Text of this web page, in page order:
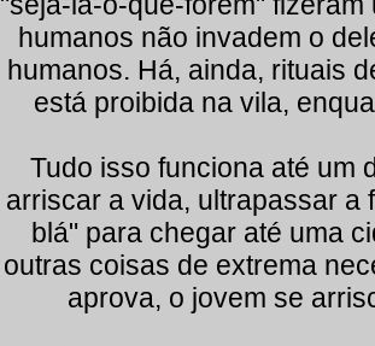
humanos não invadem o
humanos. Há, ainda, rituais
está proibida na vila,
Tudo isso funciona até um
arriscar a vida, ultrapassar a
blá" para chegar até uma
outras coisas de extrema
aprova, o jovem se